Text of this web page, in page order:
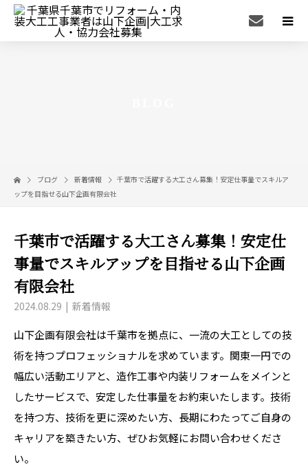
ブログ 新着情報
千葉市で活躍する大工さん募集！安定仕事量でスキルア
ップを目指せる山下企画有限会社
千葉市で活躍する大工さん募集！安定仕
事量でスキルアップを目指せる山下企画
有限会社
2024.08.29 新着情報
山下企画有限会社は千葉市を拠点に、一流の大工としての技
術を持つプロフェッショナルを求めています。関東一円での
幅広い活動エリアと、造作工事や内装リフォームをメインと
したサービスで、安定した仕事量をお約束いたします。技術
を持つ方、技術を更に深めたい方、長期にわたってご自身の
キャリアを築きたい方、ぜひお気軽にお問い合わせくださ
い。